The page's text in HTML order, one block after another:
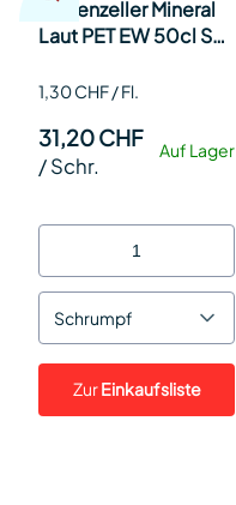
Appenzeller Mineral
Laut PET EW 50cl SP
1,30 CHF / Fl.
Auf Lager
31,20 CHF
/Schr.
Schrumpf
ZurEinkaufsliste